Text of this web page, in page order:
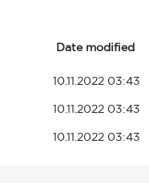
Date modified
10.11.2022 03:43
10.11.2022 03:43
10.11.2022 03:43